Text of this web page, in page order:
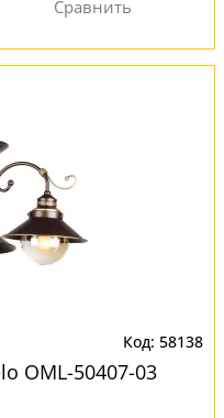
58138
OML-50407-03